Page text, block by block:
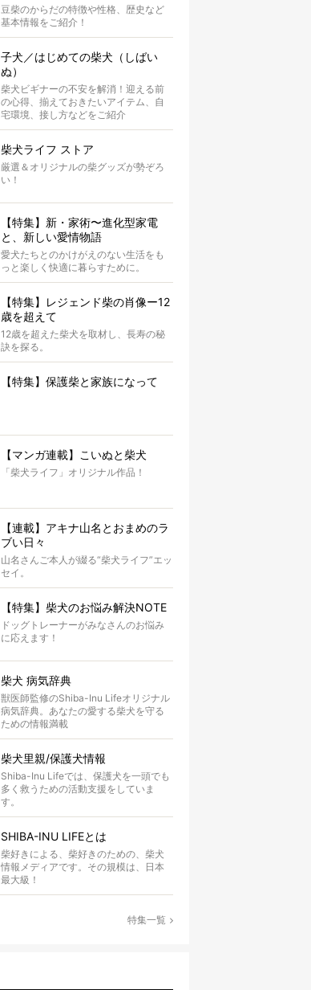
豆柴のからだの特徴や性格、歴史など
基本情報をご紹介！
子犬／はじめての柴犬（しばい
ぬ）
柴犬ビギナーの不安を解消！迎える前
の心得、揃えておきたいアイテム、自
宅環境、接し方などをご紹介
柴犬ライフ ストア
厳選＆オリジナルの柴グッズが勢ぞろ
い！
【特集】新・家術〜進化型家電
と、新しい愛情物語
愛犬たちとのかけがえのない生活をも
っと楽しく快適に暮らすために。
【特集】レジェンド柴の肖像ー12
歳を超えて
12歳を超えた柴犬を取材し、長寿の秘
訣を探る。
【特集】保護柴と家族になって
【マンガ連載】こいぬと柴犬
「柴犬ライフ」オリジナル作品！
【連載】アキナ山名とおまめのラ
ブい日々
山名さんご本人が綴る“柴犬ライフ”エッ
セイ。
【特集】柴犬のお悩み解決NOTE
ドッグトレーナーがみなさんのお悩み
に応えます！
柴犬 病気辞典
獣医師監修のShiba-Inu Lifeオリジナル
病気辞典。あなたの愛する柴犬を守る
ための情報満載
柴犬里親/保護犬情報
Shiba-Inu Lifeでは、保護犬を一頭でも
多く救うための活動支援をしていま
す。
SHIBA-INU LIFEとは
柴好きによる、柴好きのための、柴犬
情報メディアです。その規模は、日本
最大級！
特集一覧